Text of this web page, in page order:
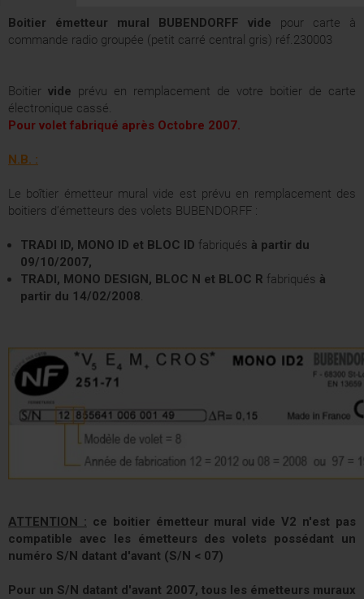
Boitier émetteur mural BUBENDORFF vide pour carte à
commande radio groupée (petit carré central gris) réf.230003
Boitier vide prévu en remplacement de votre boitier de carte
électronique cassé.
Pour volet fabriqué après Octobre 2007.
N.B. :
Le boîtier émetteur mural vide est prévu en remplacement des
boitiers d’émetteurs des volets BUBENDORFF :
TRADI ID, MONO ID et BLOC ID fabriqués à partir du
09/10/2007,
TRADI, MONO DESIGN, BLOC N et BLOC R fabriqués à
partir du 14/02/2008.
ATTENTION : ce boitier émetteur mural vide V2 n'est pas
compatible avec les émetteurs des volets possédant un
numéro S/N datant d'avant (S/N < 07)
Pour un S/N datant d'avant 2007, tous les émetteurs muraux